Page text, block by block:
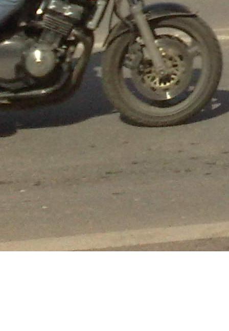
Спортмастер, Коламбия, Интерспорт, ПрофиСпорт, Кира
Пластинина,Остин, Оджи, Фикс Прайс, Кэмп, Перекресток,
Спар, Атак, Магнит, Маккдональс, Кораблик и т.д. Лесной
массив и водные ресурсы города - прекрасные места для
туризма и отдыха. Тут вам и живописные берега Волги,
Сестры, Дубны, и канала им. Москвы, и заливы
Иваньковского водохранилища и дивный воздух соснового
бора. В 5-ти микрорайонах города постоянно ведётся новое
строительство, возводятся новые большие жилые комплексы.
Надеемся на сотрудничество! До встречи!</p>
Где находится